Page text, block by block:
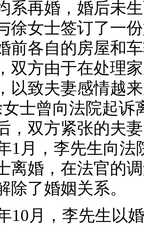
系再婚，婚后未
徐女士签订了一
前各自的房屋和
双方由于在处理
以致夫妻感情越
士曾向法院起诉
，双方紧张的夫
1月，李先生向法
离婚，在法官的
除了婚姻关系。
月，李先生以婚